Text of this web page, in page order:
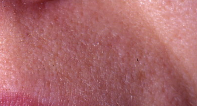
Rygeafvænning
Sex og samliv
Søvn & stress